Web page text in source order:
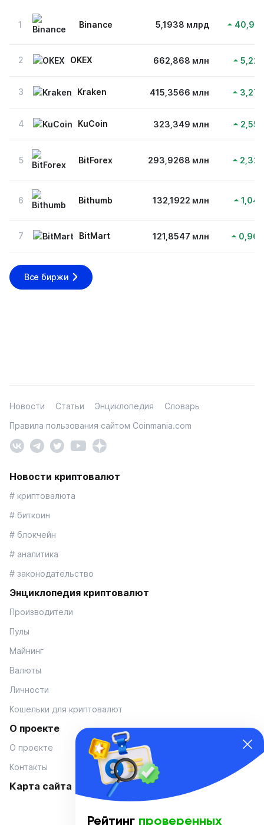
1 Binance 5,1938 млрд 40,91
2 OKEX 662,868 млн 5,22
3 Kraken 415,3566 млн 3,27
4 KuCoin 323,349 млн 2,55
5 BitForex 293,9268 млн 2,32
6 Bithumb 132,1922 млн 1,04
7 BitMart 121,8547 млн 0,96
Все биржи
Новости Статьи Энциклопедия
Словарь
Правила пользования сайтом Coinmania.com
Новости криптовалют
# криптовалюта
# биткоин
# блокчейн
# аналитика
# законодательство
Энциклопедия криптовалют
Производители
Пулы
Майнинг
Валюты
Личности
Кошельки для криптовалют
О проекте
О проекте
Контакты
Карта сайта
Рейтинг проверенных